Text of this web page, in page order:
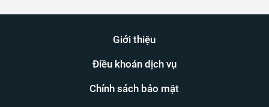
Giới thiệu
Điều khoản dịch vụ
Chính sách bảo mật